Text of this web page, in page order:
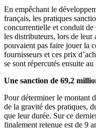
En empêchant le
français, les pratiques
concurrentielle et conduit
les distributeurs, lors de
pouvaient pas faire jouer la
fournisseurs et ces prix
se sont répercutés ensuite
Une sanction de 69,2
Pour déterminer le montant
de la gravité des pratiques,
que leur durée. Sur ce
finalement retenue est de 9